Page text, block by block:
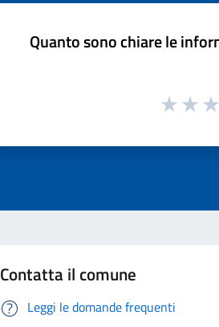
Quanto sono chiare le
Contatta il comune
Leggi le domande frequenti